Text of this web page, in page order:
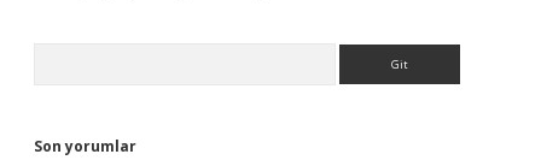
Son yorumlar